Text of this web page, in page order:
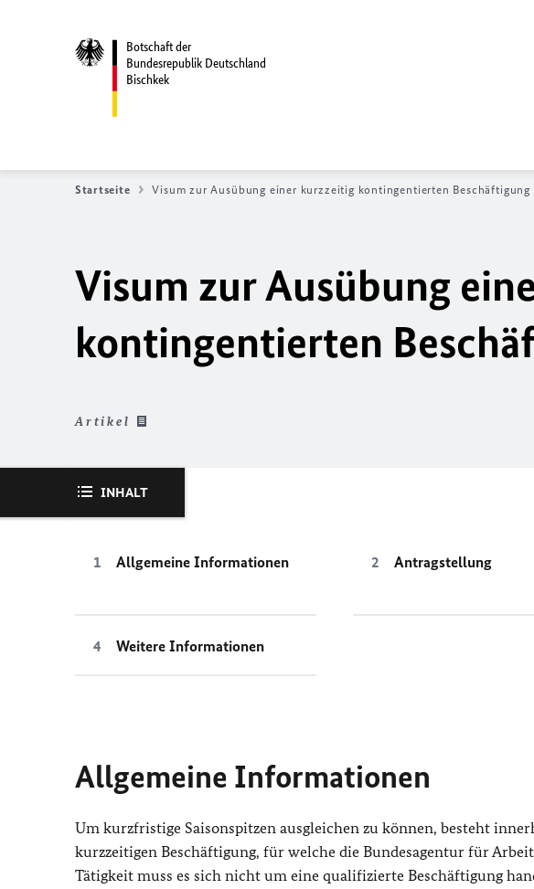
Botschaft der
Bundesrepublik Deutschland
Bischkek
Startseite Visum zur Ausübung einer kurzzeitig kontingentierten Beschäftigung
Visum zur Ausübung
kontingentierten
Artikel
INHALT
Allgemeine Informationen Antragstellung
Weitere Informationen
Allgemeine Informationen
Um kurzfristige Saisonspitzen ausgleichen zu können, besteht
kurzzeitigen Beschäftigung, für welche die Bundesagentur für
Tätigkeit muss es sich nicht um eine qualifizierte Beschäftigung